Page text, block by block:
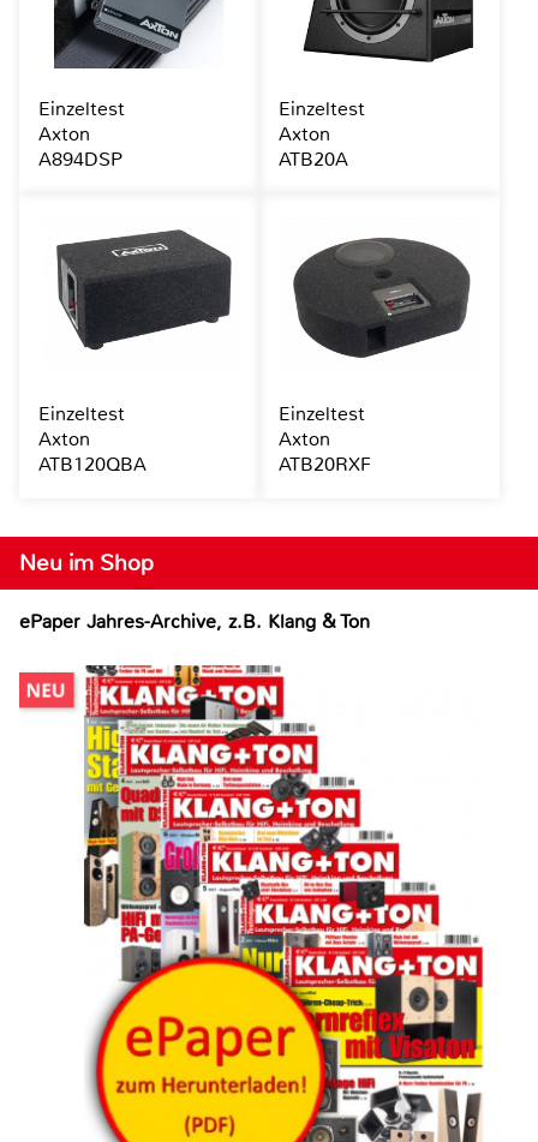
Neu im Shop
ePaper Jahres-Archive, z.B. Klang & Ton
Einzeltest
Axton
A894DSP
Einzeltest
Axton
ATB20A
Einzeltest
Axton
ATB120QBA
Einzeltest
Axton
ATB20RXF